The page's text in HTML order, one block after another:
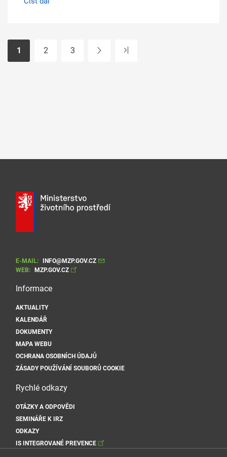
1 2 3
E-MAIL:
INFO@MZP.GOV.CZ
WEB:
MZP.GOV.CZ
Informace
AKTUALITY
KALENDÁŘ
DOKUMENTY
MAPA WEBU
OCHRANA OSOBNÍCH ÚDAJŮ
ZÁSADY POUŽÍVÁNÍ SOUBORŮ COOKIE
Rychlé odkazy
OTÁZKY A ODPOVĚDI
SEMINÁŘE K IRZ
ODKAZY
IS INTEGROVANÉ PREVENCE